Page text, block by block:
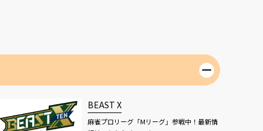
BEAST X
麻雀プロリーグ「Mリーグ」参戦中！最新情